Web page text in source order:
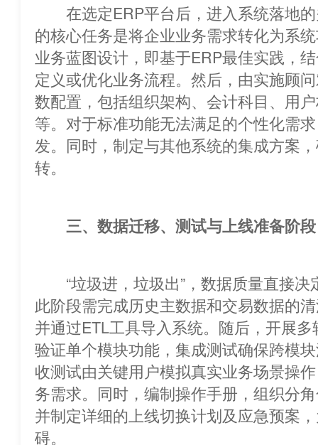
在选定ERP平台后，进入系统落地的
的核心任务是将企业业务需求转化为
业务蓝图设计，即基于ERP最佳实践，结合企
定义或优化业务流程。然后，由实施顾
数配置，包括组织架构、会计科目、用
等。对于标准功能无法满足的个性化需
发。同时，制定与其他系统的集成方案
转。
三、数据迁移、测试与上线准备阶段
“垃圾进，垃圾出”，数据质量直接决
此阶段需完成历史主数据和交易数据的
并通过ETL工具导入系统。随后，开展
验证单个模块功能，集成测试确保跨
收测试由关键用户模拟真实业务场景操
务需求。同时，编制操作手册，组织分角
并制定详细的上线切换计划及应急预案
碍。